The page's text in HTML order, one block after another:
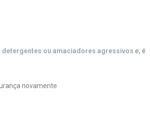
detergentes ou amaciadores agressivos e, é
novamente